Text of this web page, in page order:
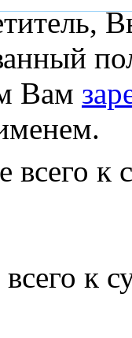
Вам
всего